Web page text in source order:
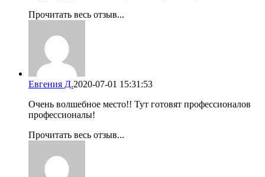
Прочитать весь отзыв...
Евгения Д.2020-07-01 15:31:53
Очень волшебное место!! Тут готовят профессионалов
профессионалы!
Прочитать весь отзыв...